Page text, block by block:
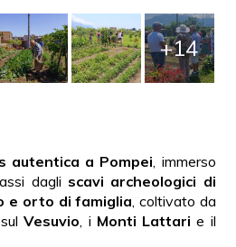
+14
autentica a Pompei , immerso
dagli scavi archeologici di
e orto di famiglia , coltivato da
sulVesuvio , i Monti Lattari e il